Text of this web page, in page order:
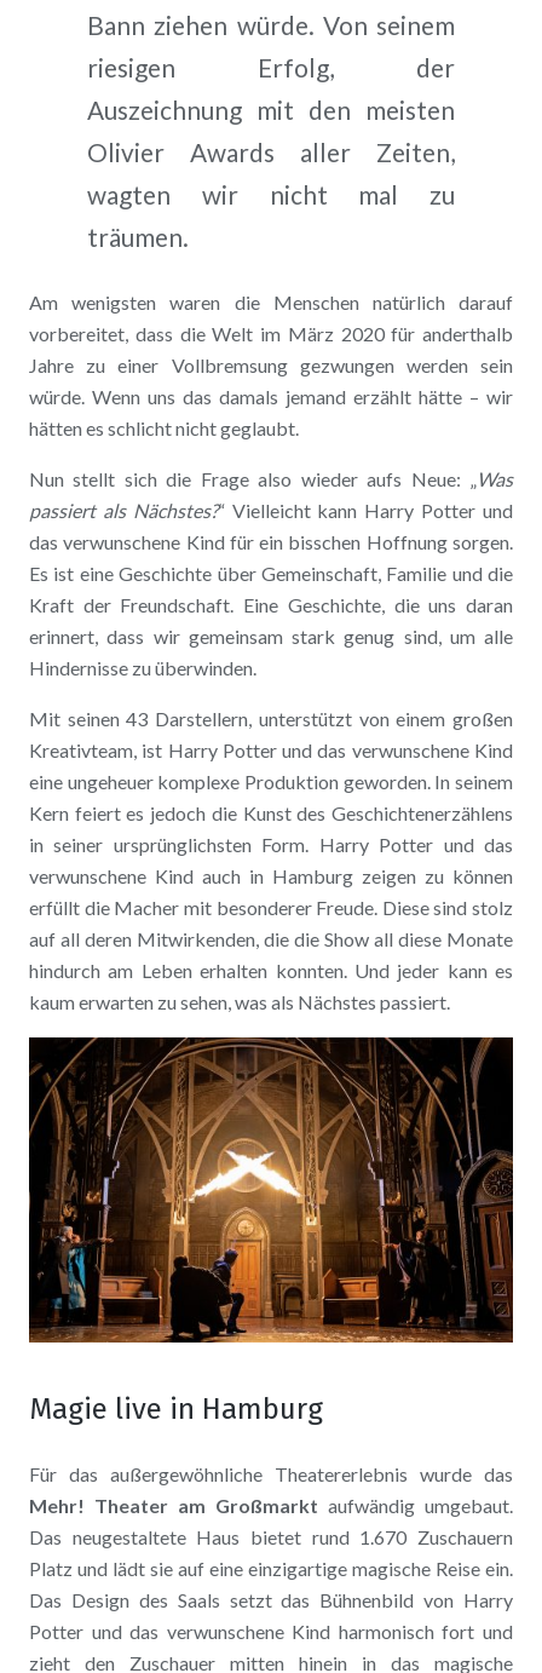
Bann ziehen würde. Von seinem
riesigen Erfolg, der
Auszeichnung mit den meisten
Olivier Awards aller Zeiten,
wagten wir nicht mal zu
träumen.
Am wenigsten waren die Menschen natürlich darauf
vorbereitet, dass die Welt im März 2020 für anderthalb
Jahre zu einer Vollbremsung gezwungen werden sein
würde. Wenn uns das damals jemand erzählt hätte – wir
hätten es schlicht nicht geglaubt.
Nun stellt sich die Frage also wieder aufs Neue: „Was
passiert als Nächstes?“ Vielleicht kann Harry Potter und
das verwunschene Kind für ein bisschen Hoffnung sorgen.
Es ist eine Geschichte über Gemeinschaft, Familie und die
Kraft der Freundschaft. Eine Geschichte, die uns daran
erinnert, dass wir gemeinsam stark genug sind, um alle
Hindernisse zu überwinden.
Mit seinen 43 Darstellern, unterstützt von einem großen
Kreativteam, ist Harry Potter und das verwunschene Kind
eine ungeheuer komplexe Produktion geworden. In seinem
Kern feiert es jedoch die Kunst des Geschichtenerzählens
in seiner ursprünglichsten Form. Harry Potter und das
verwunschene Kind auch in Hamburg zeigen zu können
erfüllt die Macher mit besonderer Freude. Diese sind stolz
auf all deren Mitwirkenden, die die Show all diese Monate
hindurch am Leben erhalten konnten. Und jeder kann es
kaum erwarten zu sehen, was als Nächstes passiert.
Magie live in Hamburg
Für das außergewöhnliche Theatererlebnis wurde das
Mehr! Theater am Großmarkt aufwändig umgebaut.
Das neugestaltete Haus bietet rund 1.670 Zuschauern
Platz und lädt sie auf eine einzigartige magische Reise ein.
Das Design des Saals setzt das Bühnenbild von Harry
Potter und das verwunschene Kind harmonisch fort und
zieht den Zuschauer mitten hinein in das magische